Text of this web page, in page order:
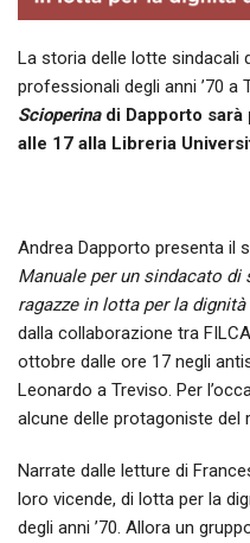
La storia delle lotte sindacali
professionali degli anni ’70 a
Scioperinadi Dapporto sarà
alle 17 alla Libreria
Andrea Dapporto presenta il
Manuale per un sindacato di
ragazze in lotta per la
dalla collaborazione tra
ottobre dalle ore 17 negli
Leonardo a Treviso. Per
alcune delle protagoniste del
Narrate dalle letture di
loro vicende, di lotta per la
degli anni ’70. Allora un